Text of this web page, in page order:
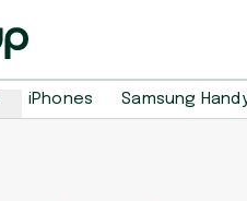
iPhones Samsung